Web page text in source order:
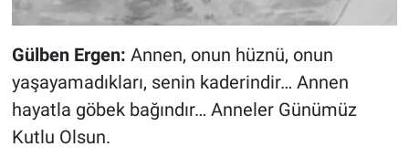
Gülben Ergen: Annen, onun hüznü, onun
yaşayamadıkları, senin kaderindir… Annen
hayatla göbek bağındır… Anneler Günümüz
Kutlu Olsun.